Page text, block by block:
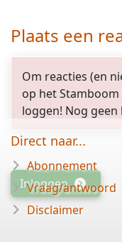
Plaats een
Om reacties (en
op het
loggen! Nog geen
Inloggen
Direct naar...
Abonnement
Vraag/antwoord
Disclaimer